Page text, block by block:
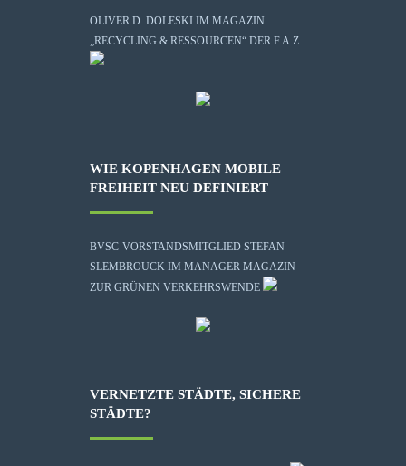
OLIVER D. DOLESKI IM MAGAZIN
„RECYCLING & RESSOURCEN“ DER F.A.Z.
WIE KOPENHAGEN MOBILE
FREIHEIT NEU DEFINIERT
BVSC-VORSTANDSMITGLIED STEFAN
SLEMBROUCK IM MANAGER MAGAZIN
ZUR GRÜNEN VERKEHRSWENDE
VERNETZTE STÄDTE, SICHERE
STÄDTE?